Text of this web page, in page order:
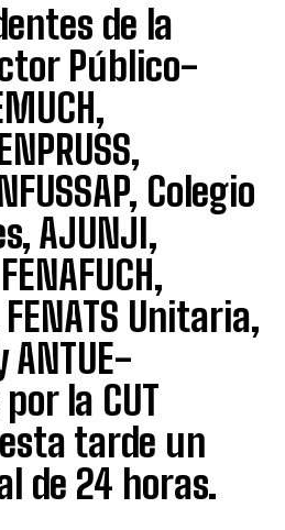
de la
Público-
Colegio
AJUNJI,
FENATS Unitaria,
ANTUE-
la CUT
tarde un
de 24 horas.